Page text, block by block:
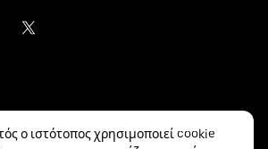
ο ιστότοπος χρησιμοποιεί cookie